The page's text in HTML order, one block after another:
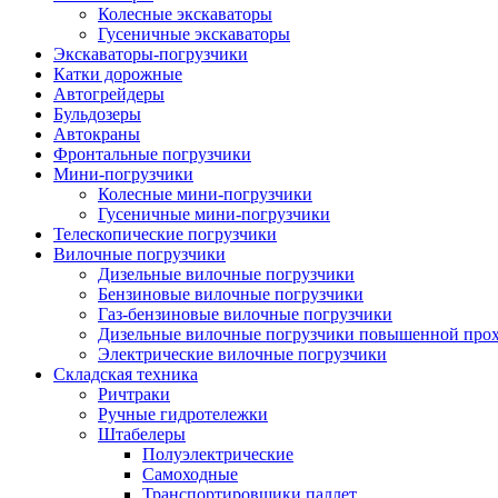
Колесные экскаваторы
Гусеничные экскаваторы
Экскаваторы-погрузчики
Катки дорожные
Автогрейдеры
Бульдозеры
Автокраны
Фронтальные погрузчики
Мини-погрузчики
Колесные мини-погрузчики
Гусеничные мини-погрузчики
Телескопические погрузчики
Вилочные погрузчики
Дизельные вилочные погрузчики
Бензиновые вилочные погрузчики
Газ-бензиновые вилочные погрузчики
Дизельные вилочные погрузчики повышенной
Электрические вилочные погрузчики
Складская техника
Ричтраки
Ручные гидротележки
Штабелеры
Полуэлектрические
Самоходные
Транспортировщики паллет